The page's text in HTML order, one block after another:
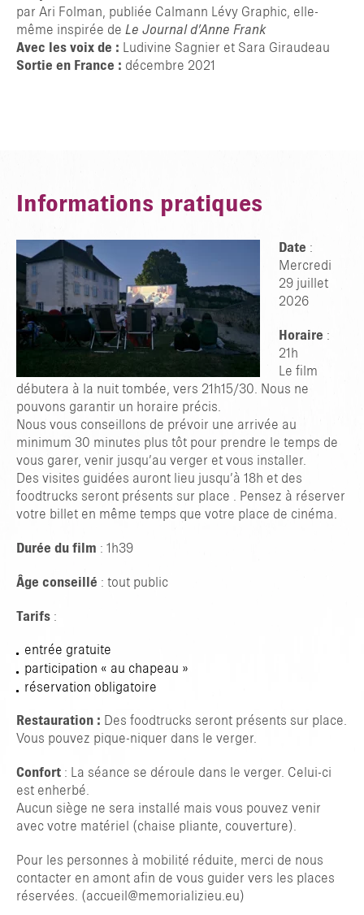
TAPER ENTRER POUR RECHERCHER OU ESC POUR FERMER
par Ari Folman, publiée Calmann Lévy Graphic, elle-
même inspirée de Le Journal d’Anne Frank
Avec les voix de : Ludivine Sagnier et Sara Giraudeau
Sortie en France : décembre 2021
Informations pratiques
Date :
Mercredi
29 juillet
2026
Horaire :
21h
Le film
débutera à la nuit tombée, vers 21h15/30. Nous ne
pouvons garantir un horaire précis.
Nous vous conseillons de prévoir une arrivée au
minimum 30 minutes plus tôt pour prendre le temps de
vous garer, venir jusqu’au verger et vous installer.
Des visites guidées auront lieu jusqu’à 18h et des
foodtrucks seront présents sur place . Pensez à réserver
votre billet en même temps que votre place de cinéma.
Durée du film : 1h39
Âge conseillé : tout public
Tarifs :
entrée gratuite
participation « au chapeau »
réservation obligatoire
Restauration : Des foodtrucks seront présents sur place.
Vous pouvez pique-niquer dans le verger.
Confort : La séance se déroule dans le verger. Celui-ci
est enherbé.
Aucun siège ne sera installé mais vous pouvez venir
avec votre matériel (chaise pliante, couverture).
Pour les personnes à mobilité réduite, merci de nous
contacter en amont afin de vous guider vers les places
réservées. (accueil@memorializieu.eu)